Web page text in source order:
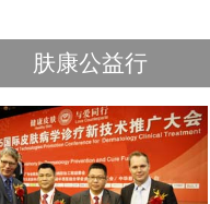
肤康公益行